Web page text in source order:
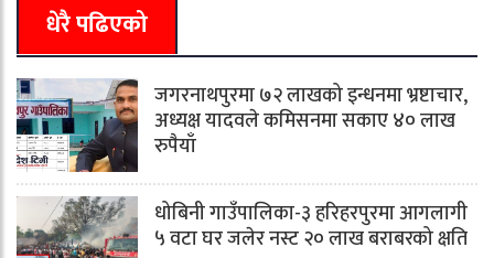
धेरै पढिएको
जगरनाथपुरमा ७२ लाखको इन्धनमा भ्रष्टाचार,
अध्यक्ष यादवले कमिसनमा सकाए ४० लाख
रुपैयाँ
धोबिनी गाउँपालिका-३ हरिहरपुरमा आगलागी
५ वटा घर जलेर नस्ट २० लाख बराबरको क्षति